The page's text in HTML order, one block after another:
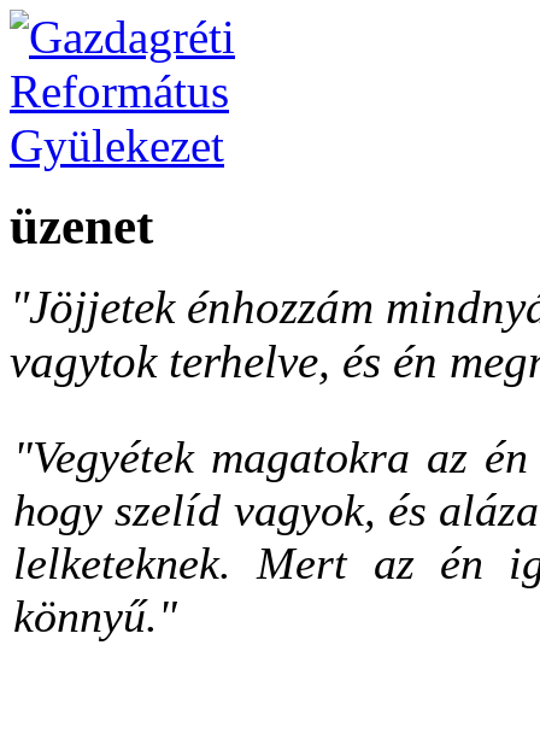
üzenet
"Jöjjetek énhozzám
vagytok terhelve, és én
"Vegyétek magatokra az
hogy szelíd vagyok, és
lelketeknek. Mert az én
könnyű."